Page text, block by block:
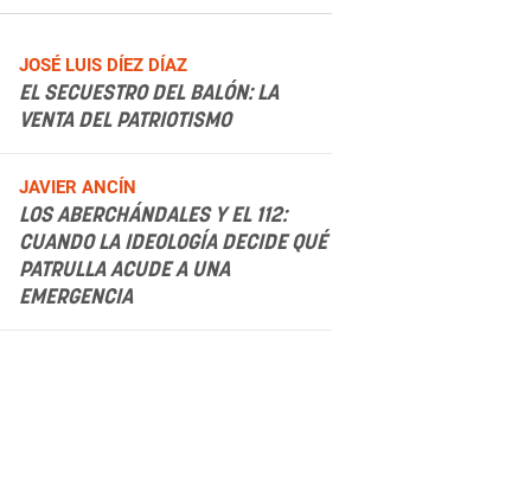
JOSÉ LUIS DÍEZ DÍAZ
EL SECUESTRO DEL BALÓN: LA
VENTA DEL PATRIOTISMO
JAVIER ANCÍN
LOS ABERCHÁNDALES Y EL 112:
CUANDO LA IDEOLOGÍA DECIDE QUÉ
PATRULLA ACUDE A UNA
EMERGENCIA